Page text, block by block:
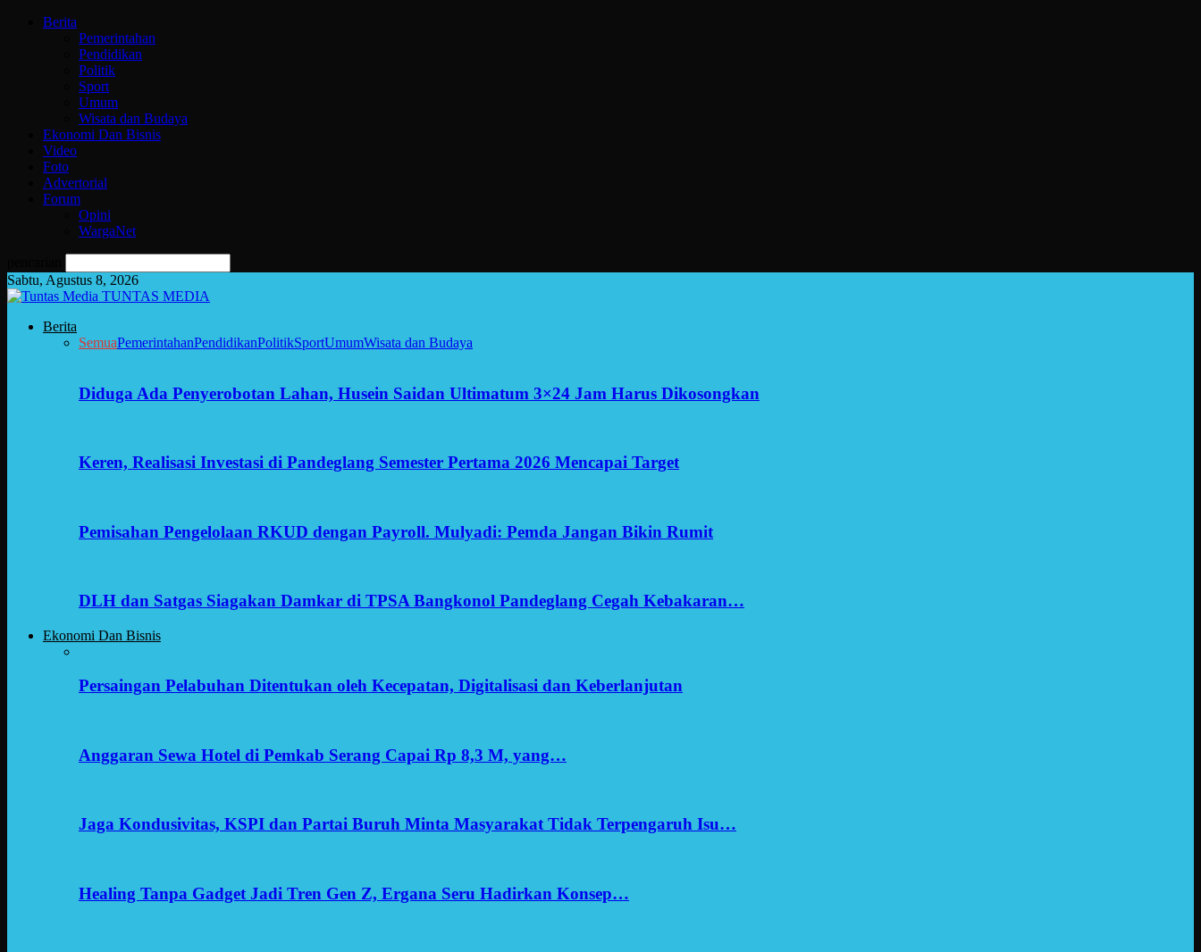
Berita
Pemerintahan
Pendidikan
Politik
Sport
Umum
Wisata dan Budaya
Ekonomi Dan Bisnis
Video
Foto
Advertorial
Forum
Opini
WargaNet
Sabtu, Agustus 8, 2026
TUNTAS MEDIA
Berita
SemuaPemerintahanPendidikanPolitikSportUmumWisata dan Budaya
Diduga Ada Penyerobotan Lahan, Husein Saidan Ultimatum 3×24 Jam Harus Dikosongkan
Keren, Realisasi Investasi di Pandeglang Semester Pertama 2026 Mencapai Target
Pemisahan Pengelolaan RKUD dengan Payroll. Mulyadi: Pemda Jangan Bikin Rumit
DLH dan Satgas Siagakan Damkar di TPSA Bangkonol Pandeglang Cegah Kebakaran…
Ekonomi Dan Bisnis
Persaingan Pelabuhan Ditentukan oleh Kecepatan, Digitalisasi dan Keberlanjutan
Anggaran Sewa Hotel di Pemkab Serang Capai Rp 8,3 M, yang…
Jaga Kondusivitas, KSPI dan Partai Buruh Minta Masyarakat Tidak Terpengaruh Isu…
Healing Tanpa Gadget Jadi Tren Gen Z, Ergana Seru Hadirkan Konsep…